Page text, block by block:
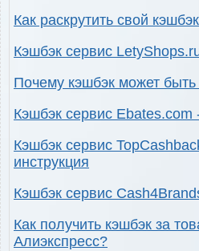
Как раскрутить свой
Кэшбэк сервис
Почему кэшбэк может быть
Кэшбэк сервис Ebates.com
Кэшбэк сервис
инструкция
Кэшбэк сервис
Как получить кэшбэк за
Алиэкспресс?